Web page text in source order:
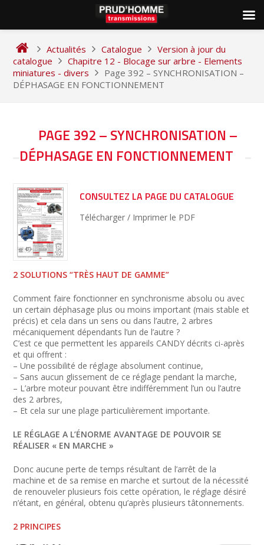
content
Actualités Catalogue
Version à jour du
catalogue
Chapitre 12 - Blocage sur arbre - Elements
miniatures - divers
Page 392 – SYNCHRONISATION –
DÉPHASAGE EN FONCTIONNEMENT
PAGE 392 – SYNCHRONISATION –
DÉPHASAGE EN FONCTIONNEMENT
CONSULTEZ LA PAGE DU CATALOGUE
Télécharger / Imprimer le PDF
2 SOLUTIONS “TRÈS HAUT DE GAMME”
Comment faire fonctionner en synchronisme absolu ou avec
un certain déphasage plus ou moins important (mais stable et
précis) et cela dans un sens ou dans l’autre, 2 arbres
mécaniquement dépendants l’un de l’autre ?
C’est ce que permettent les appareils CANDY décrits ci-après
et qui offrent :
– Une possibilité de réglage absolument continue,
– Sans aucun glissement de ce réglage pendant la marche,
– L’arbre moteur pouvant être indifféremment l’un ou l’autre
des 2 arbres,
– Et cela sur une plage particulièrement importante.
LE RÉGLAGE A L’ÉNORME AVANTAGE DE POUVOIR SE
RÉALISER « EN MARCHE »
Donc aucune perte de temps résultant de l’arrêt de la
machine et de sa remise en marche et surtout de la nécessité
de renouveler plusieurs fois cette opération, le réglage désiré
n’étant, en général, obtenu qu’après plusieurs tâtonnements.
2 PRINCIPES
NAVIGATION
DE